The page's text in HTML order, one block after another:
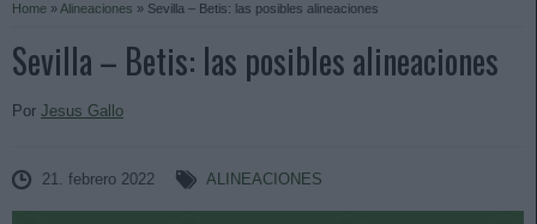
Home »Alineaciones » Sevilla – Betis: las posibles alineaciones
Sevilla – Betis: las posibles alineaciones
Por Jesus Gallo
21. febrero 2022 ALINEACIONES